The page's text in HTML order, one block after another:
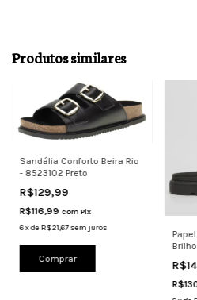
Produtos similares
Sandália Conforto Beira Rio
- 8523102 Preto
R$129,99
R$116,99 com Pix
6xdeR$21,67sem juros
Comprar